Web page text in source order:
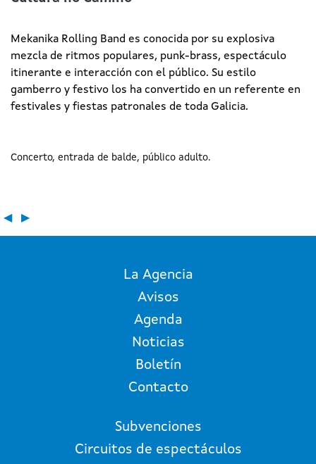
Mekanika Rolling Band es conocida por su explosiva
mezcla de ritmos populares, punk-brass, espectáculo
itinerante e interacción con el público. Su estilo
gamberro y festivo los ha convertido en un referente en
festivales y fiestas patronales de toda Galicia.
Concerto entrada de balde público adulto
◀ ▶
La Agencia
Avisos
Agenda
Noticias
Boletín
Contacto
Subvenciones
Circuitos de espectáculos